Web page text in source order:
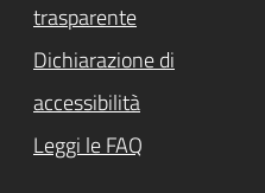
trasparente
Dichiarazione di
accessibilità
Leggi le FAQ